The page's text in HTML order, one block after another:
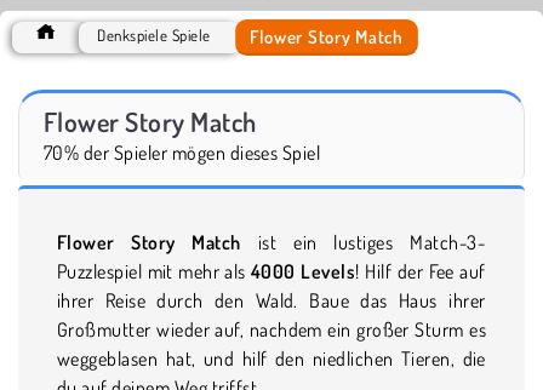
Denkspiele Spiele Flower Story Match
Flower Story Match
70% der Spieler mögen dieses Spiel
Flower Story Match ist ein lustiges Match-3-
Puzzlespiel mit mehr als 4000 Levels! Hilf der Fee auf
ihrer Reise durch den Wald. Baue das Haus ihrer
Großmutter wieder auf, nachdem ein großer Sturm es
weggeblasen hat, und hilf den niedlichen Tieren, die